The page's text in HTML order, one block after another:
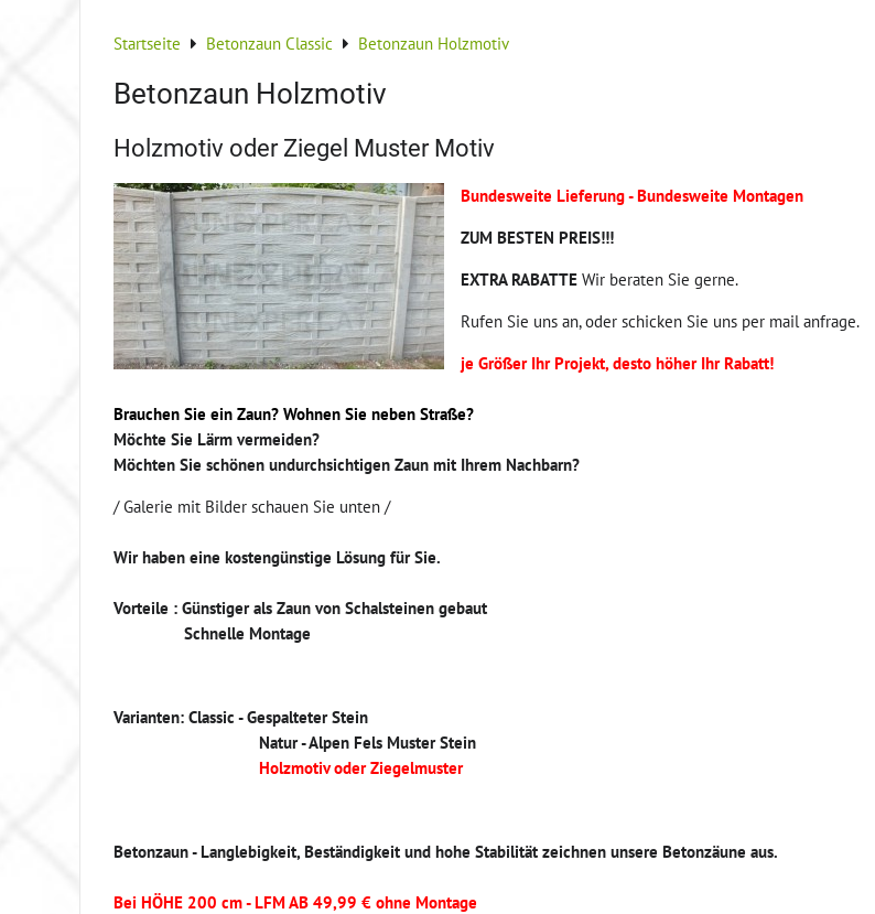
Startseite Betonzaun Classic Betonzaun Holzmotiv
Betonzaun Holzmotiv
Holzmotiv oder Ziegel Muster Motiv
Bundesweite Lieferung - Bundesweite Montagen
ZUM BESTEN PREIS!!!
EXTRA RABATTE Wir beraten Sie gerne.
Rufen Sie uns an, oder schicken Sie uns per mail anfrage.
je Größer Ihr Projekt, desto höher Ihr Rabatt!
Brauchen Sie ein Zaun? Wohnen Sie neben Straße?
Möchte Sie Lärm vermeiden?
Möchten Sie schönen undurchsichtigen Zaun mit Ihrem Nachbarn?
/ Galerie mit Bilder schauen Sie unten /
Wir haben eine kostengünstige Lösung für Sie.
Vorteile : Günstiger als Zaun von Schalsteinen gebaut
Schnelle Montage
Varianten: Classic - Gespalteter Stein
Natur - Alpen Fels Muster Stein
Holzmotiv oder Ziegelmuster
Betonzaun - Langlebigkeit, Beständigkeit und hohe Stabilität zeichnen unsere Betonzäune aus.
Bei HÖHE 200 cm - LFM AB 49,99 € ohne Montage